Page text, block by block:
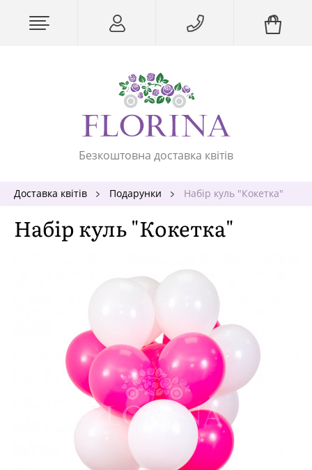
Безкоштовна доставка квітів
Доставка квітів Подарунки Набір куль "Кокетка"
Набір куль "Кокетка"